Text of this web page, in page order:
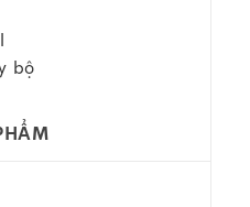
bộ